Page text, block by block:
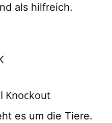
als hilfreich.
Knockout
es um die Tiere.